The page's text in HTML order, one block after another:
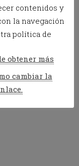
contenidos y
la navegación
política de
obtener más
cambiar la